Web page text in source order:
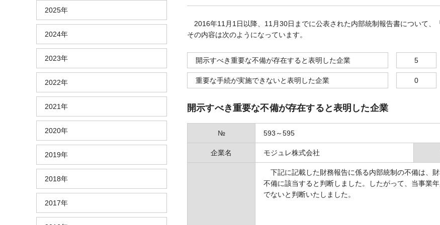
2025年
2024年
2023年
2022年
2021年
2020年
2019年
2018年
2017年
2016年11月1日以降、11月30日までに公表された内部統制報告書について、
その内容は次のようになっています。
開示すべき重要な不備が存在すると表明した企業 5
重要な手続が実施できないと表明した企業 0
開示すべき重要な不備が存在すると表明した企業
№ 593～595
企業名 モジュレ株式会社
下記に記載した財務報告に係る内部統制の不備は、
不備に該当すると判断しました。したがって、当事業
でないと判断いたしました。